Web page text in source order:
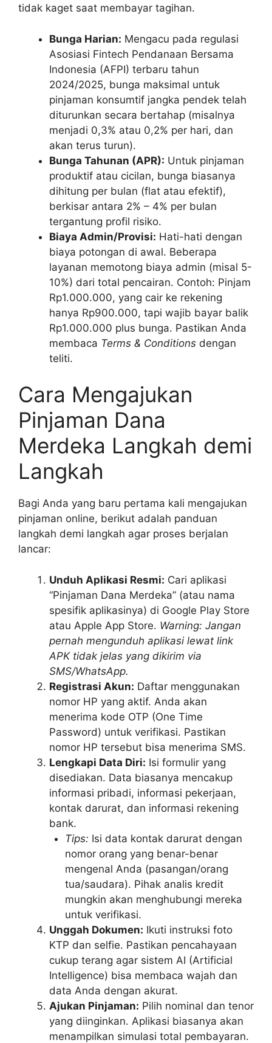
tidak kaget saat membayar tagihan.
Bunga Harian: Mengacu pada regulasi
Asosiasi Fintech Pendanaan Bersama
Indonesia (AFPI) terbaru tahun
2024/2025, bunga maksimal untuk
pinjaman konsumtif jangka pendek telah
diturunkan secara bertahap (misalnya
menjadi 0,3% atau 0,2% per hari, dan
akan terus turun).
Bunga Tahunan (APR): Untuk pinjaman
produktif atau cicilan, bunga biasanya
dihitung per bulan (flat atau efektif),
berkisar antara 2% – 4% per bulan
tergantung profil risiko.
Biaya Admin/Provisi: Hati-hati dengan
biaya potongan di awal. Beberapa
layanan memotong biaya admin (misal 5-
10%) dari total pencairan. Contoh: Pinjam
Rp1.000.000, yang cair ke rekening
hanya Rp900.000, tapi wajib bayar balik
Rp1.000.000 plus bunga. Pastikan Anda
membaca Terms & Conditions dengan
teliti.
Cara Mengajukan
Pinjaman Dana
Merdeka Langkah demi
Langkah
Bagi Anda yang baru pertama kali mengajukan
pinjaman online, berikut adalah panduan
langkah demi langkah agar proses berjalan
lancar:
Unduh Aplikasi Resmi: Cari aplikasi
“Pinjaman Dana Merdeka” (atau nama
spesifik aplikasinya) di Google Play Store
atau Apple App Store. Warning: Jangan
pernah mengunduh aplikasi lewat link
APK tidak jelas yang dikirim via
SMS/WhatsApp.
Registrasi Akun: Daftar menggunakan
nomor HP yang aktif. Anda akan
menerima kode OTP (One Time
Password) untuk verifikasi. Pastikan
nomor HP tersebut bisa menerima SMS.
Lengkapi Data Diri: Isi formulir yang
disediakan. Data biasanya mencakup
informasi pribadi, informasi pekerjaan,
kontak darurat, dan informasi rekening
bank.
Tips: Isi data kontak darurat dengan
nomor orang yang benar-benar
mengenal Anda (pasangan/orang
tua/saudara). Pihak analis kredit
mungkin akan menghubungi mereka
untuk verifikasi.
Unggah Dokumen: Ikuti instruksi foto
KTP dan selfie. Pastikan pencahayaan
cukup terang agar sistem AI (Artificial
Intelligence) bisa membaca wajah dan
data Anda dengan akurat.
Ajukan Pinjaman: Pilih nominal dan tenor
yang diinginkan. Aplikasi biasanya akan
menampilkan simulasi total pembayaran.